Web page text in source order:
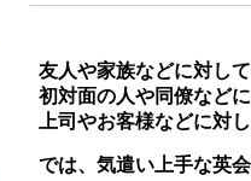
友人や家族などに対し
初対面の人や同僚など
上司やお客様などに対
では、気遣い上手な英